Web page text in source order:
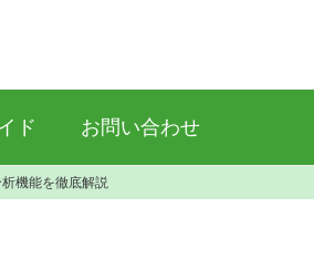
ド お問い合わせ
機能を徹底解説